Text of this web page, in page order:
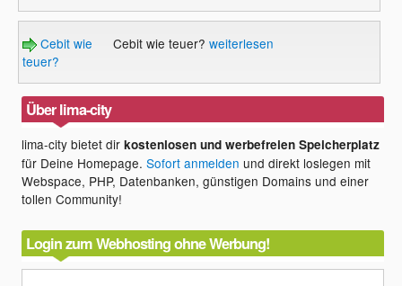
Cebit wie
teuer?
Cebit wie teuer? weiterlesen
Über lima-city
lima-city bietet dirkostenlosen und werbefreien Speicherplatz
für Deine Homepage.Sofort anmelden und direkt loslegen mit
Webspace, PHP, Datenbanken, günstigen Domains und einer
tollen Community!
Login zum Webhosting ohne Werbung!